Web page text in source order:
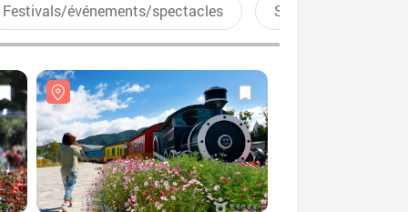
Festivals/événements/spectacles Sports aquatiques